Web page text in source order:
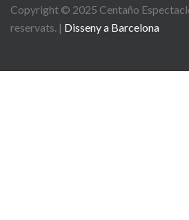
Copyright © 2025 Centaño
reservats. | Disseny a Barcelona